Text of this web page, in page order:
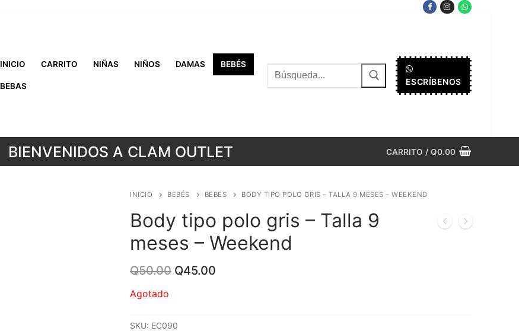
INICIO CARRITO NIÑAS NIÑOS DAMAS BEBÉS
BEBAS
Buscar
por:
ESCRÍBENOS
BIENVENIDOS A CLAM OUTLET CARRITO / Q0.00
INICIO BEBÉS BEBES BODY TIPO POLO GRIS – TALLA 9 MESES – WEEKEND
Body tipo polo gris – Talla 9
meses – Weekend
Q50.00 Original
Q45.00
Agotado
SKU: EC090